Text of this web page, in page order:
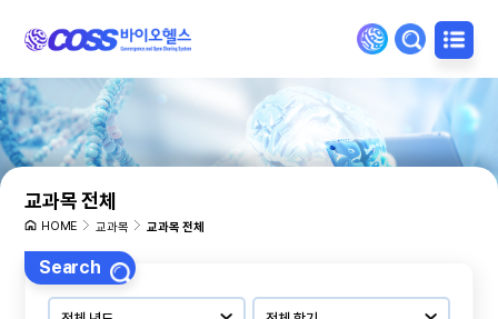
교과목 전체
HOME 교과목 교과목 전체
Search